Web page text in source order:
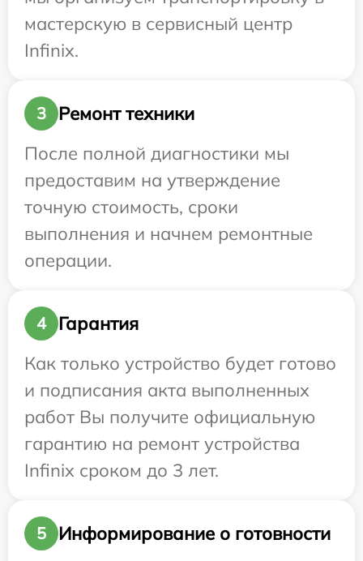
мастерскую в сервисный центр
Infinix.
3
Ремонт техники
После полной диагностики мы
предоставим на утверждение
точную стоимость, сроки
выполнения и начнем ремонтные
операции.
4
Гарантия
Как только устройство будет готово
и подписания акта выполненных
работ Вы получите официальную
гарантию на ремонт устройства
Infinix сроком до 3 лет.
5
Информирование о готовности